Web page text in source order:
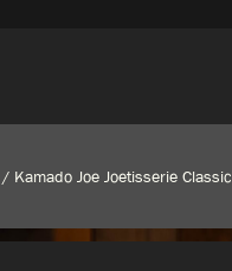
/ Kamado Joe Joetisserie Classic